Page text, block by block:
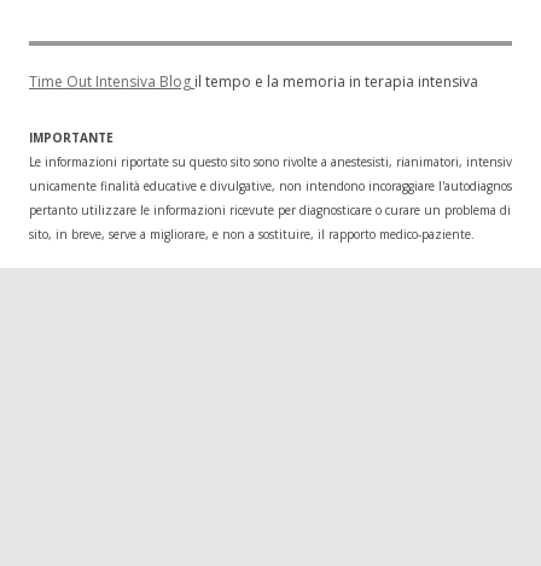
Time Out Intensiva Blog il tempo e la memoria in terapia intensiva
IMPORTANTE
Le informazioni riportate su questo sito sono rivolte a anestesisti, rianimatori,
unicamente finalità educative e divulgative, non intendono incoraggiare l'autodiagnosi o
pertanto utilizzare le informazioni ricevute per diagnosticare o curare un problema di
sito, in breve, serve a migliorare, e non a sostituire, il rapporto medico-paziente.